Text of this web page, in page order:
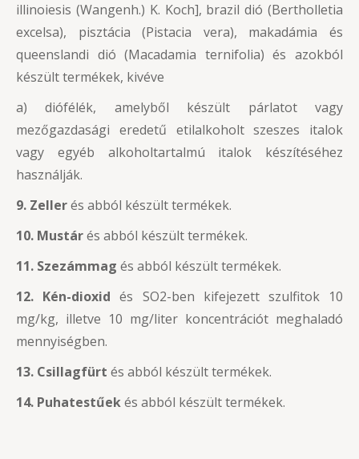
illinoiesis (Wangenh.) K. Koch], brazil dió (Bertholletia
excelsa), pisztácia (Pistacia vera), makadámia és
queenslandi dió (Macadamia ternifolia) és azokból
készült termékek, kivéve
a) diófélék, amelyből készült párlatot vagy
mezőgazdasági eredetű etilalkoholt szeszes italok
vagy egyéb alkoholtartalmú italok készítéséhez
használják.
9. Zellerés abból készült termékek.
10. Mustárés abból készült termékek.
11. Szezámmag és abból készült termékek.
12. Kén-dioxid és SO2-ben kifejezett szulfitok 10
mg/kg, illetve 10 mg/liter koncentrációt meghaladó
mennyiségben.
13. Csillagfürt és abból készült termékek.
14. Puhatestűekés abból készült termékek.